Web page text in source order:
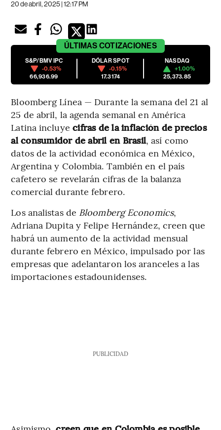
20 de abril, 2025 | 12:17 PM
ÚLTIMAS COTIZACIONES
S&P/BMV IPC
-0.53%
66,936.99
DÓLAR SPOT
-0.15%
17.3174
NASDAQ
+1.00%
25,373.85
Bloomberg Línea — Durante la semana del 21 al
25 de abril, la agenda semanal en América
Latina incluye cifras de la inflación de precios
al consumidor de abril en Brasil, así como
datos de la actividad económica en México,
Argentina y Colombia. También en el país
cafetero se revelarán cifras de la balanza
comercial durante febrero.
Los analistas de Bloomberg Economics,
Adriana Dupita y Felipe Hernández, creen que
habrá un aumento de la actividad mensual
durante febrero en México, impulsado por las
empresas que adelantaron los aranceles a las
importaciones estadounidenses.
PUBLICIDAD